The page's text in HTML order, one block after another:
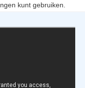
kunt gebruiken.